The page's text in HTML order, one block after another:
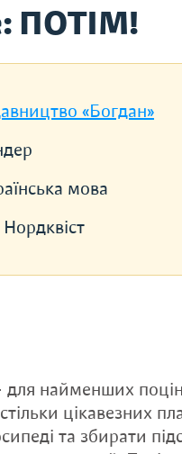
ПОТІМ!
«Богдан»
мова
найменших
цікавезних
та збирати